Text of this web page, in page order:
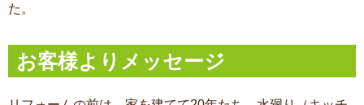
た。
お客様よりメッセージ